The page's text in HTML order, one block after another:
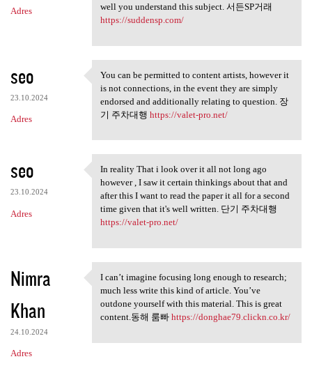
Adres
well you understand this subject. 서든SP거래
https://suddensp.com/
seo
23.10.2024
Adres
You can be permitted to
You can be permitted to content artists, however it
is not connections, in the event they are simply
endorsed and additionally relating to question. 장
기 주차대행 https://valet-pro.net/
seo
23.10.2024
Adres
In reality That i look over
In reality That i look over it all not long ago
however , I saw it certain thinkings about that and
after this I want to read the paper it all for a second
time given that it's well written. 단기 주차대행
https://valet-pro.net/
Nimra
Khan
24.10.2024
Adres
I can’t imagine focusing long
I can’t imagine focusing long enough to research;
much less write this kind of article. You’ve
outdone yourself with this material. This is great
content.동해 룸빠 https://donghae79.clickn.co.kr/